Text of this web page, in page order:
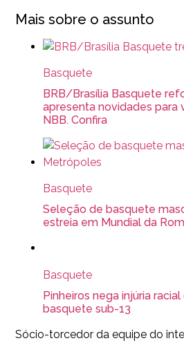
Mais sobre o assunto
Basquete
BRB/Brasília Basquete
apresenta novidades para
NBB. Confira
Basquete
Seleção de basquete
estreia em Mundial da
Basquete
Pinheiros nega injúria
basquete sub-13
Sócio-torcedor da equipe do